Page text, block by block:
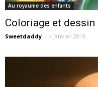
Au royaume des enfants
Coloriage et
Sweetdaddy - 4 janvier 2016